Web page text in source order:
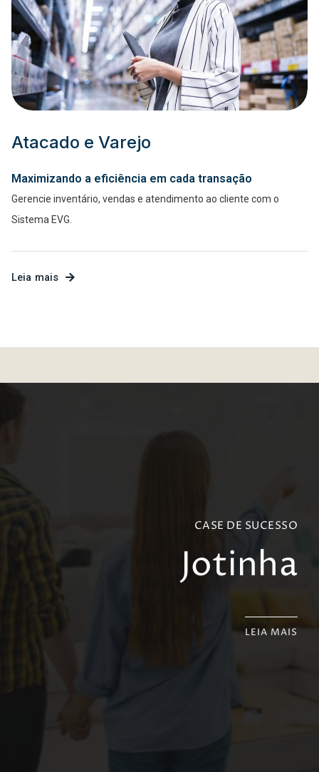
Atacado e Varejo
Maximizando a eficiência em cada transação
Gerencie inventário, vendas e atendimento ao cliente com o
Sistema EVG.
Leia mais
CASE DE SUCESSO
Jotinha
LEIA MAIS